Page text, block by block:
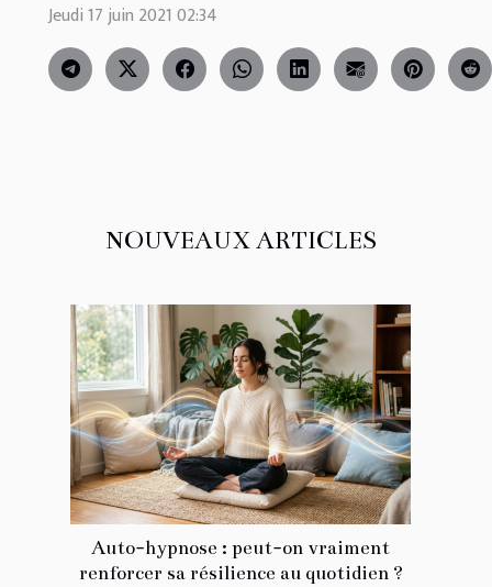
NOUVEAUX ARTICLES
Auto-hypnose : peut-on vraiment
renforcer sa résilience au quotidien ?
Jeudi 17 juin 2021 02:34